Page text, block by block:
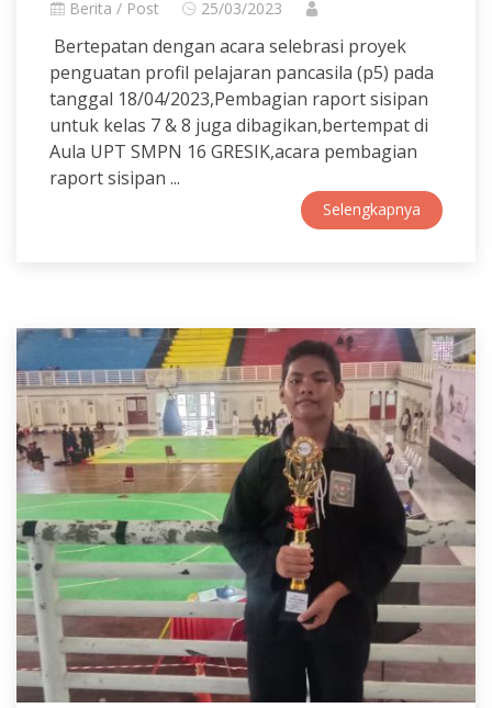
Berita / Post 25/03/2023
Bertepatan dengan acara selebrasi proyek
penguatan profil pelajaran pancasila (p5) pada
tanggal 18/04/2023,Pembagian raport sisipan
untuk kelas 7 & 8 juga dibagikan,bertempat di
Aula UPT SMPN 16 GRESIK,acara pembagian
raport sisipan ...
Selengkapnya